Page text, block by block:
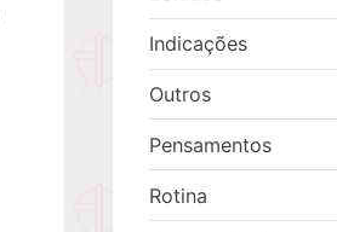
Indicações
Outros
Pensamentos
Rotina